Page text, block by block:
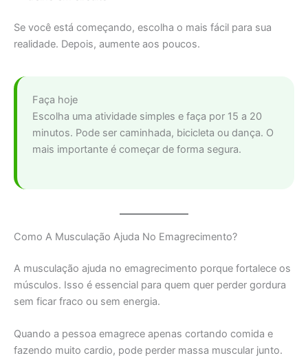
Se você está começando, escolha o mais fácil para sua
realidade. Depois, aumente aos poucos.
Faça hoje
Escolha uma atividade simples e faça por 15 a 20
minutos. Pode ser caminhada, bicicleta ou dança. O
mais importante é começar de forma segura.
Como A Musculação Ajuda No Emagrecimento?
A musculação ajuda no emagrecimento porque fortalece os
músculos. Isso é essencial para quem quer perder gordura
sem ficar fraco ou sem energia.
Quando a pessoa emagrece apenas cortando comida e
fazendo muito cardio, pode perder massa muscular junto.